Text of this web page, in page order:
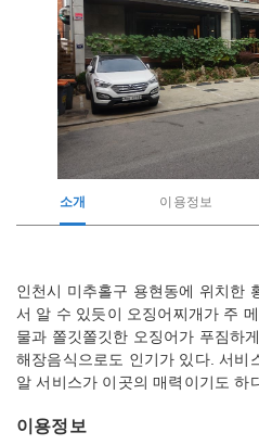
소개 이용정보
관
광
지
소
개
인천시 미추홀구 용현동에 위치한
서 알 수 있듯이 오징어찌개가 주
물과 쫄깃쫄깃한 오징어가 푸짐하
해장음식으로도 인기가 있다. 서비
알 서비스가 이곳의 매력이기도 하
이용정보